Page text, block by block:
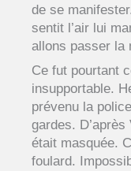
de se
sentit l’air lui
allons passer la
Ce fut pourtant
insupportable.
prévenu la
gardes.
était masquée.
foulard.